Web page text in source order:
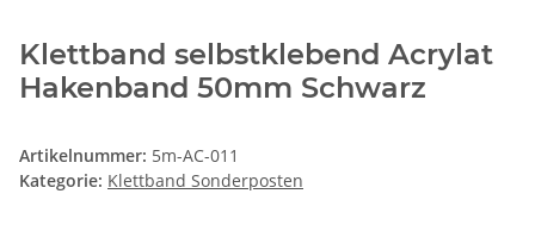
Klettband selbstklebend Acrylat
Hakenband 50mm Schwarz
Artikelnummer: 5m-AC-011
Kategorie: Klettband Sonderposten